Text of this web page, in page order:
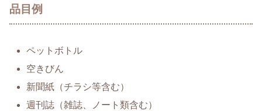
品目例
ペットボトル
空きびん
新聞紙（チラシ等含む）
週刊誌（雑誌、ノート類含む）